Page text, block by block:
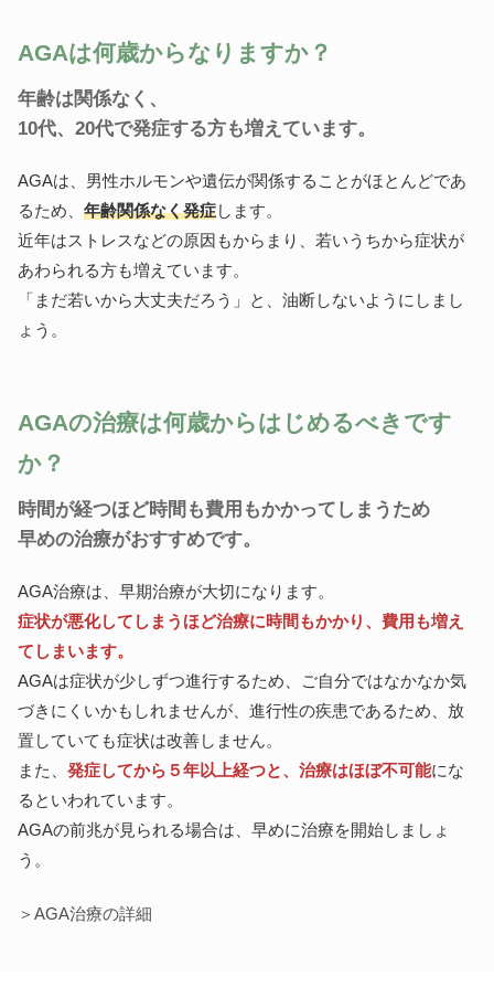
AGAは何歳からなりますか？
年齢は関係なく、
10代、20代で発症する方も増えています。
AGAは、男性ホルモンや遺伝が関係することがほとんどであ
るため、 年齢関係なく発症します。
近年はストレスなどの原因もからまり、若いうちから症状が
あわられる方も増えています。
「まだ若いから大丈夫だろう」と、油断しないようにしまし
ょう。
AGAの治療は何歳からはじめるべきです
か？
時間が経つほど時間も費用もかかってしまうため
早めの治療がおすすめです。
AGA治療は、早期治療が大切になります。
症状が悪化してしまうほど治療に時間もかかり、費用も増え
てしまいます。
AGAは症状が少しずつ進行するため、ご自分ではなかなか気
づきにくいかもしれませんが、進行性の疾患であるため、放
置していても症状は改善しません。
また、 発症してから５年以上経つと、治療はほぼ不可能にな
るといわれています。
AGAの前兆が見られる場合は、早めに治療を開始しましょ
う。
＞AGA治療の詳細